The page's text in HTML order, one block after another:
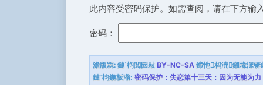
此内容受密码保护。如需查阅，请在下方输
密码：
澹版槑: 鏈枃閲囩敤 BY-NC-SA 鍗忚杩涜鎺堟潈
鏈枃鍦板潃: 密码保护：失恋第十三天：因为无能为